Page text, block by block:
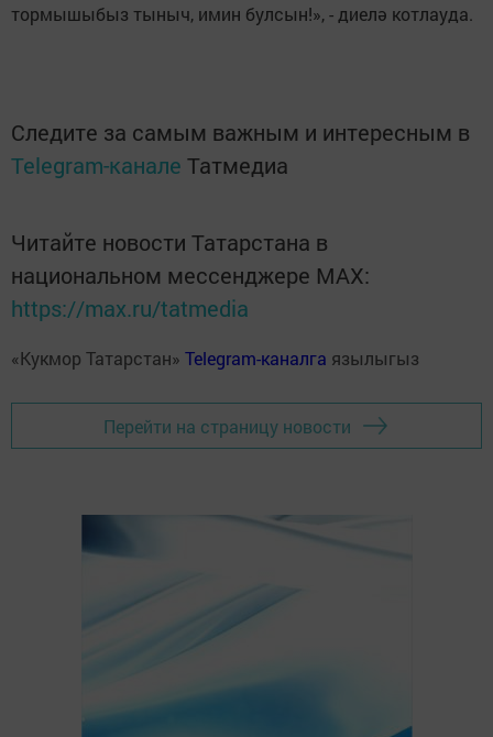
тормышыбыз тыныч, имин булсын!», - диелә котлауда.
Следите за самым важным и интересным в
Telegram-канале Татмедиа
Читайте новости Татарстана в
национальном мессенджере MАХ:
https://max.ru/tatmedia
«Кукмор Татарстан» Telegram-каналга язылыгыз
Перейти на страницу новости